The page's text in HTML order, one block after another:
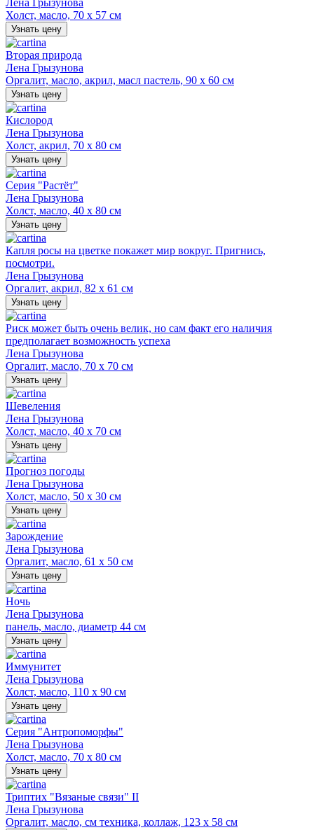
Лена Грызунова
Холст, масло, 70 х 57 см
Узнать цену
Вторая природа
Лена Грызунова
Оргалит, масло, акрил, масл пастель, 90 х 60 см
Узнать цену
Кислород
Лена Грызунова
Холст, акрил, 70 х 80 см
Узнать цену
Серия "Растёт"
Лена Грызунова
Холст, масло, 40 х 80 см
Узнать цену
Капля росы на цветке покажет мир вокруг. Пригнись,
посмотри.
Лена Грызунова
Оргалит, акрил, 82 х 61 см
Узнать цену
Риск может быть очень велик, но сам факт его наличия
предполагает возможность успеха
Лена Грызунова
Оргалит, масло, 70 х 70 см
Узнать цену
Шевеления
Лена Грызунова
Холст, масло, 40 х 70 см
Узнать цену
Прогноз погоды
Лена Грызунова
Холст, масло, 50 х 30 см
Узнать цену
Зарождение
Лена Грызунова
Оргалит, масло, 61 х 50 см
Узнать цену
Ночь
Лена Грызунова
панель, масло, диаметр 44 см
Узнать цену
Иммунитет
Лена Грызунова
Холст, масло, 110 х 90 см
Узнать цену
Серия "Антропоморфы"
Лена Грызунова
Холст, масло, 70 х 80 см
Узнать цену
Триптих "Вязаные связи" II
Лена Грызунова
Оргалит, масло, см техника, коллаж, 123 х 58 см